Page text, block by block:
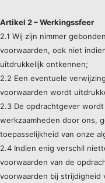
Artikel 2 – Werkingssfeer
2.1 Wij zijn nimmer
voorwaarden, ook niet
uitdrukkelijk ontkennen;
2.2 Een eventuele
voorwaarden wordt
2.3 De opdrachtgever
werkzaamheden door ons,
toepasselijkheid van onze
2.4 Indien enig verschil
voorwaarden van de
voorwaarden bij strijdigheid